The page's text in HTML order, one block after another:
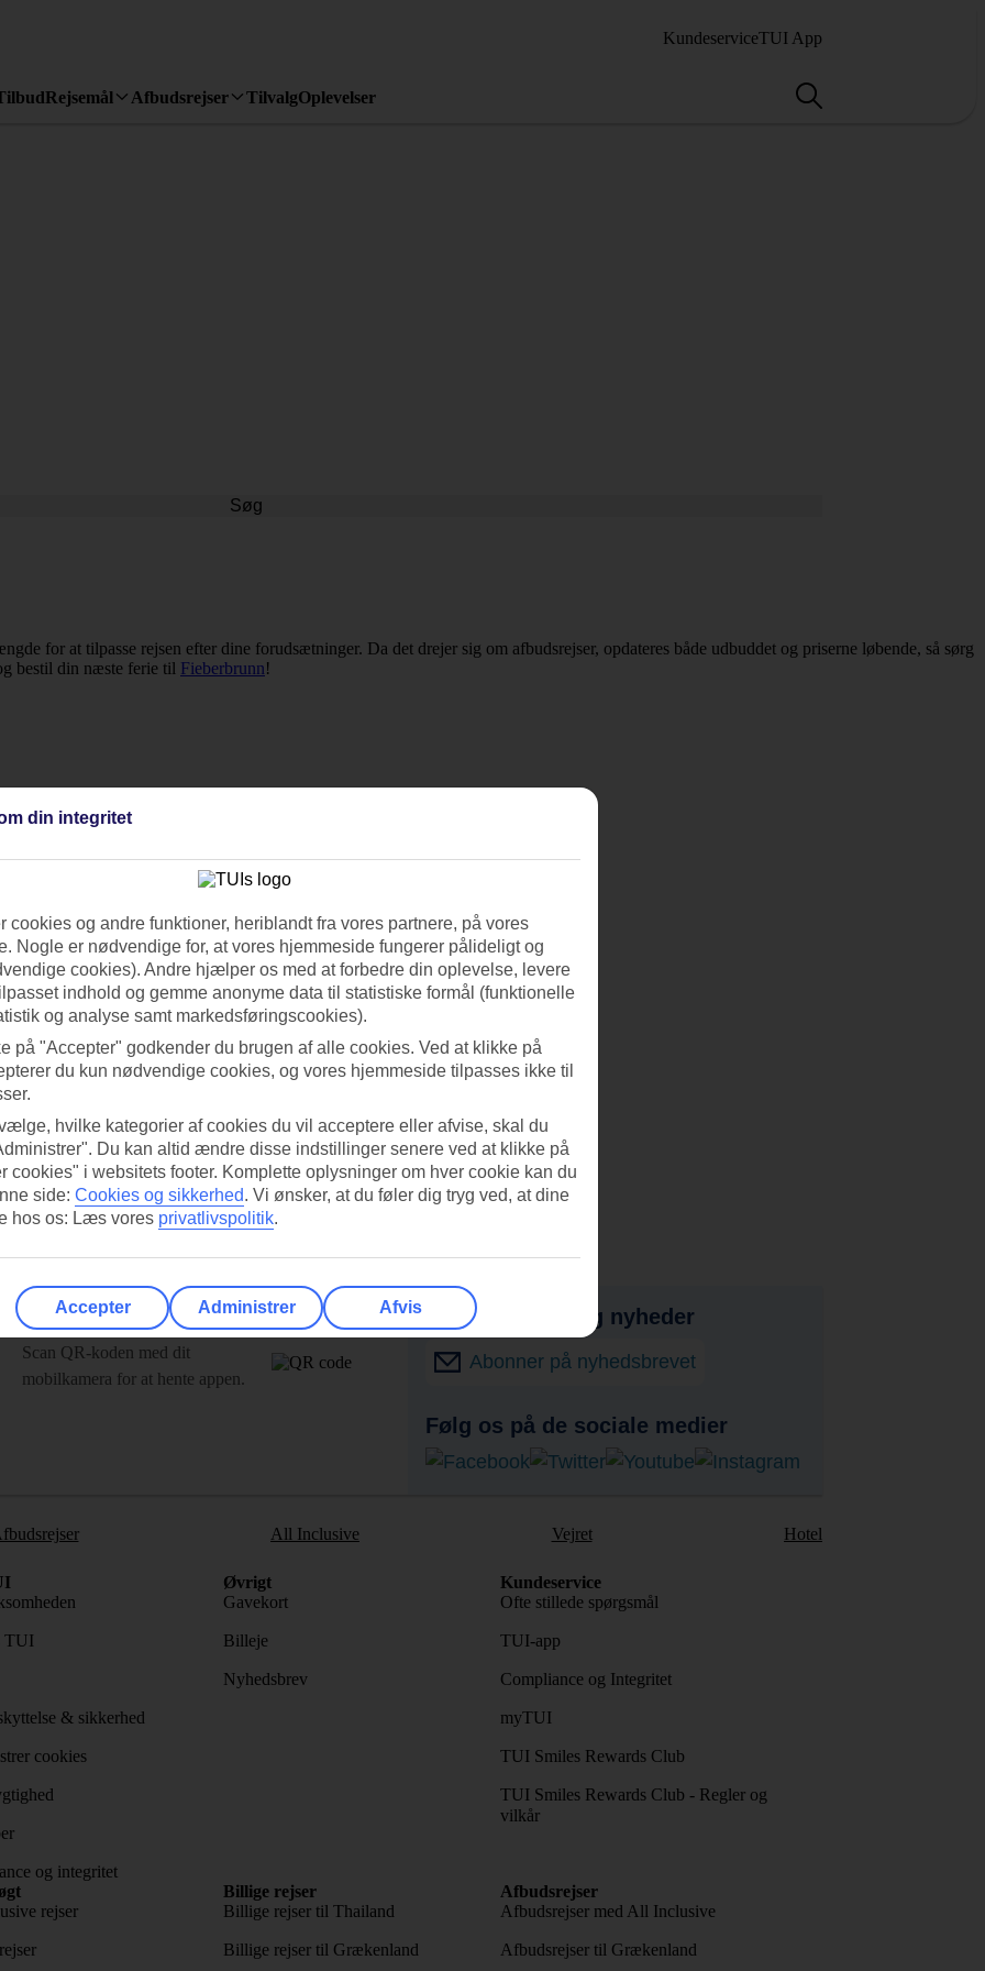
KundeserviceTUI App
Rejsemål Afbudsrejser TilvalgOplevelser
Søg
for at tilpasse rejsen efter dine forudsætninger. Da det drejer sig om afbudsrejser, opdateres både udbuddet og priserne løbende, så sørg
bestil din næste ferie til Fieberbrunn!
appen i dag!
Scan QR-koden med dit
mobilkamera for at hente appen.
Få tilbud, tips og nyheder
Abonner på nyhedsbrevet
Følg os på de sociale medier
All Inclusive Vejret Hotel
TUI
& sikkerhed
cookies
og integritet
Øvrigt
Gavekort
Billeje
Nyhedsbrev
Kundeservice
Ofte stillede spørgsmål
TUI-app
Compliance og Integritet
myTUI
TUI Smiles Rewards Club
TUI Smiles Rewards Club - Regler og
vilkår
rejser
Billige rejser
Billige rejser til Thailand
Billige rejser til Grækenland
Afbudsrejser
Afbudsrejser med All Inclusive
Afbudsrejser til Grækenland
din integritet
cookies og andre funktioner, heriblandt fra vores partnere, på vores
Nogle er nødvendige for, at vores hjemmeside fungerer pålideligt og
cookies). Andre hjælper os med at forbedre din oplevelse, levere
indhold og gemme anonyme data til statistiske formål (funktionelle
og analyse samt markedsføringscookies).
på "Accepter" godkender du brugen af alle cookies. Ved at klikke på
du kun nødvendige cookies, og vores hjemmeside tilpasses ikke til
hvilke kategorier af cookies du vil acceptere eller afvise, skal du
Du kan altid ændre disse indstillinger senere ved at klikke på
cookies" i websitets footer. Komplette oplysninger om hver cookie kan du
side: Cookies og sikkerhed. Vi ønsker, at du føler dig tryg ved, at dine
hos os: Læs vores privatlivspolitik.
Accepter Administrer Afvis